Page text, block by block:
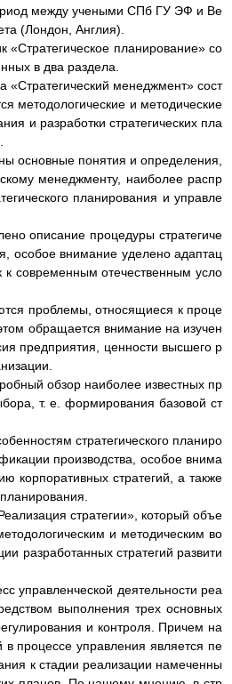
между учеными СПб ГУ ЭФ и Ве
(Лондон, Англия).
«Стратегическое планирование» со
в два раздела.
«Стратегический менеджмент» сост
методологические и методические
и разработки стратегических пла
основные понятия и определения,
менеджменту, наиболее распр
планирования и управле
описание процедуры стратегиче
особое внимание уделено адаптац
современным отечественным усло
проблемы, относящиеся к проце
обращается внимание на изучен
предприятия, ценности высшего р
обзор наиболее известных пр
т. е. формирования базовой ст
стратегического планиро
производства, особое внима
корпоративных стратегий, а также
стратегии», который объе
и методическим во
разработанных стратегий развити
управленческой деятельности реа
выполнения трех основных
и контроля. Причем на
процессе управления является пе
к стадии реализации намеченны